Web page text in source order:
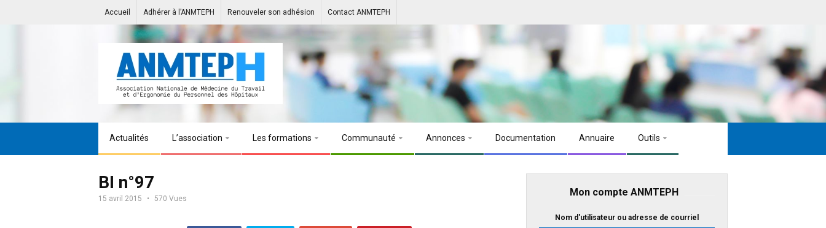
Accueil Adhérer à l’ANMTEPH Renouveler son adhésion Contact ANMTEPH
Actualités L’association Les formations Communauté Annonces Documentation Annuaire Outils
BI n°97
15 avril 2015 570 Vues
Mon compte ANMTEPH
Nom d'utilisateur ou adresse de courriel